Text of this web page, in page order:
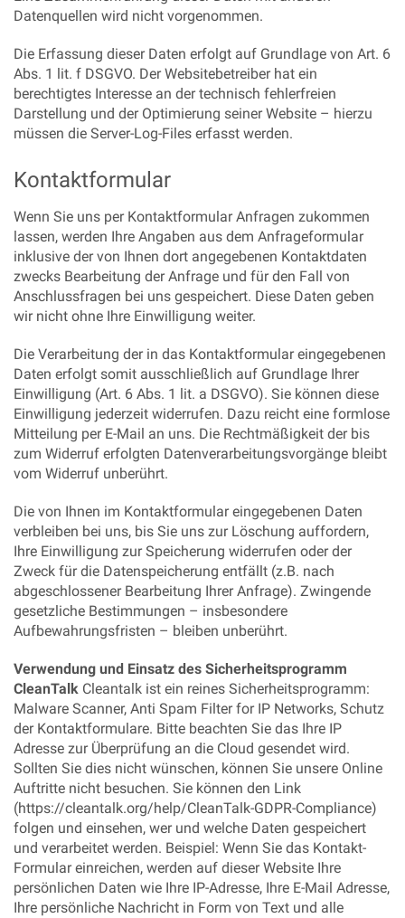
Datenquellen wird nicht vorgenommen.
Die Erfassung dieser Daten erfolgt auf Grundlage von Art. 6
Abs. 1 lit. f DSGVO. Der Websitebetreiber hat ein
berechtigtes Interesse an der technisch fehlerfreien
Darstellung und der Optimierung seiner Website – hierzu
müssen die Server-Log-Files erfasst werden.
Kontaktformular
Wenn Sie uns per Kontaktformular Anfragen zukommen
lassen, werden Ihre Angaben aus dem Anfrageformular
inklusive der von Ihnen dort angegebenen Kontaktdaten
zwecks Bearbeitung der Anfrage und für den Fall von
Anschlussfragen bei uns gespeichert. Diese Daten geben
wir nicht ohne Ihre Einwilligung weiter.
Die Verarbeitung der in das Kontaktformular eingegebenen
Daten erfolgt somit ausschließlich auf Grundlage Ihrer
Einwilligung (Art. 6 Abs. 1 lit. a DSGVO). Sie können diese
Einwilligung jederzeit widerrufen. Dazu reicht eine formlose
Mitteilung per E-Mail an uns. Die Rechtmäßigkeit der bis
zum Widerruf erfolgten Datenverarbeitungsvorgänge bleibt
vom Widerruf unberührt.
Die von Ihnen im Kontaktformular eingegebenen Daten
verbleiben bei uns, bis Sie uns zur Löschung auffordern,
Ihre Einwilligung zur Speicherung widerrufen oder der
Zweck für die Datenspeicherung entfällt (z.B. nach
abgeschlossener Bearbeitung Ihrer Anfrage). Zwingende
gesetzliche Bestimmungen – insbesondere
Aufbewahrungsfristen – bleiben unberührt.
Verwendung und Einsatz des Sicherheitsprogramm
CleanTalk Cleantalk ist ein reines Sicherheitsprogramm:
Malware Scanner, Anti Spam Filter for IP Networks, Schutz
der Kontaktformulare. Bitte beachten Sie das Ihre IP
Adresse zur Überprüfung an die Cloud gesendet wird.
Sollten Sie dies nicht wünschen, können Sie unsere Online
Auftritte nicht besuchen. Sie können den Link
(https://cleantalk.org/help/CleanTalk-GDPR-Compliance)
folgen und einsehen, wer und welche Daten gespeichert
und verarbeitet werden. Beispiel: Wenn Sie das Kontakt-
Formular einreichen, werden auf dieser Website Ihre
persönlichen Daten wie Ihre IP-Adresse, Ihre E-Mail Adresse,
Ihre persönliche Nachricht in Form von Text und alle